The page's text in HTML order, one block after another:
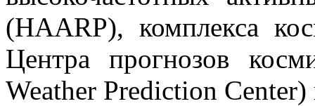
(HAARP), комплекса
Центра прогнозов
Weather Prediction Center)